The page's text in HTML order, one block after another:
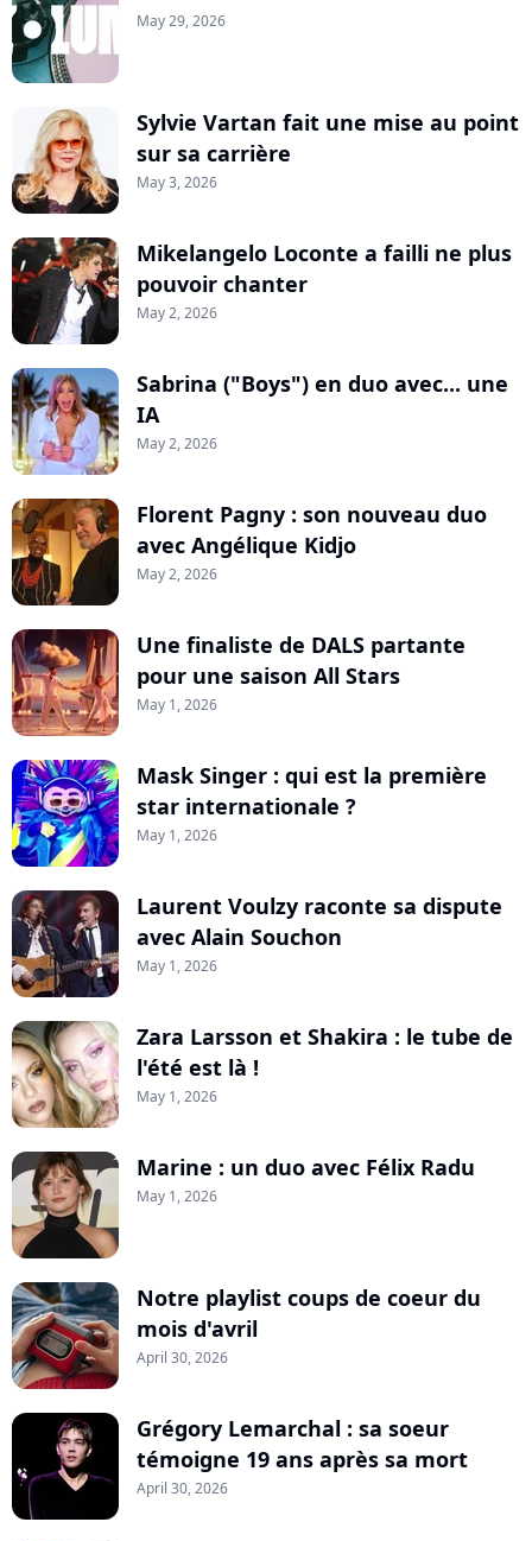
May 29, 2026
Sylvie Vartan fait une mise au point
sur sa carrière
May 3, 2026
Mikelangelo Loconte a failli ne plus
pouvoir chanter
May 2, 2026
Sabrina ("Boys") en duo avec... une
IA
May 2, 2026
Florent Pagny : son nouveau duo
avec Angélique Kidjo
May 2, 2026
Une finaliste de DALS partante
pour une saison All Stars
May 1, 2026
Mask Singer : qui est la première
star internationale ?
May 1, 2026
Laurent Voulzy raconte sa dispute
avec Alain Souchon
May 1, 2026
Zara Larsson et Shakira : le tube de
l'été est là !
May 1, 2026
Marine : un duo avec Félix Radu
May 1, 2026
Notre playlist coups de coeur du
mois d'avril
April 30, 2026
Grégory Lemarchal : sa soeur
témoigne 19 ans après sa mort
April 30, 2026